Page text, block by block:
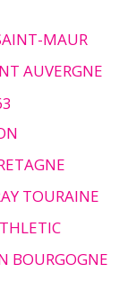
MAUR
AUVERGNE
TOURAINE
BOURGOGNE